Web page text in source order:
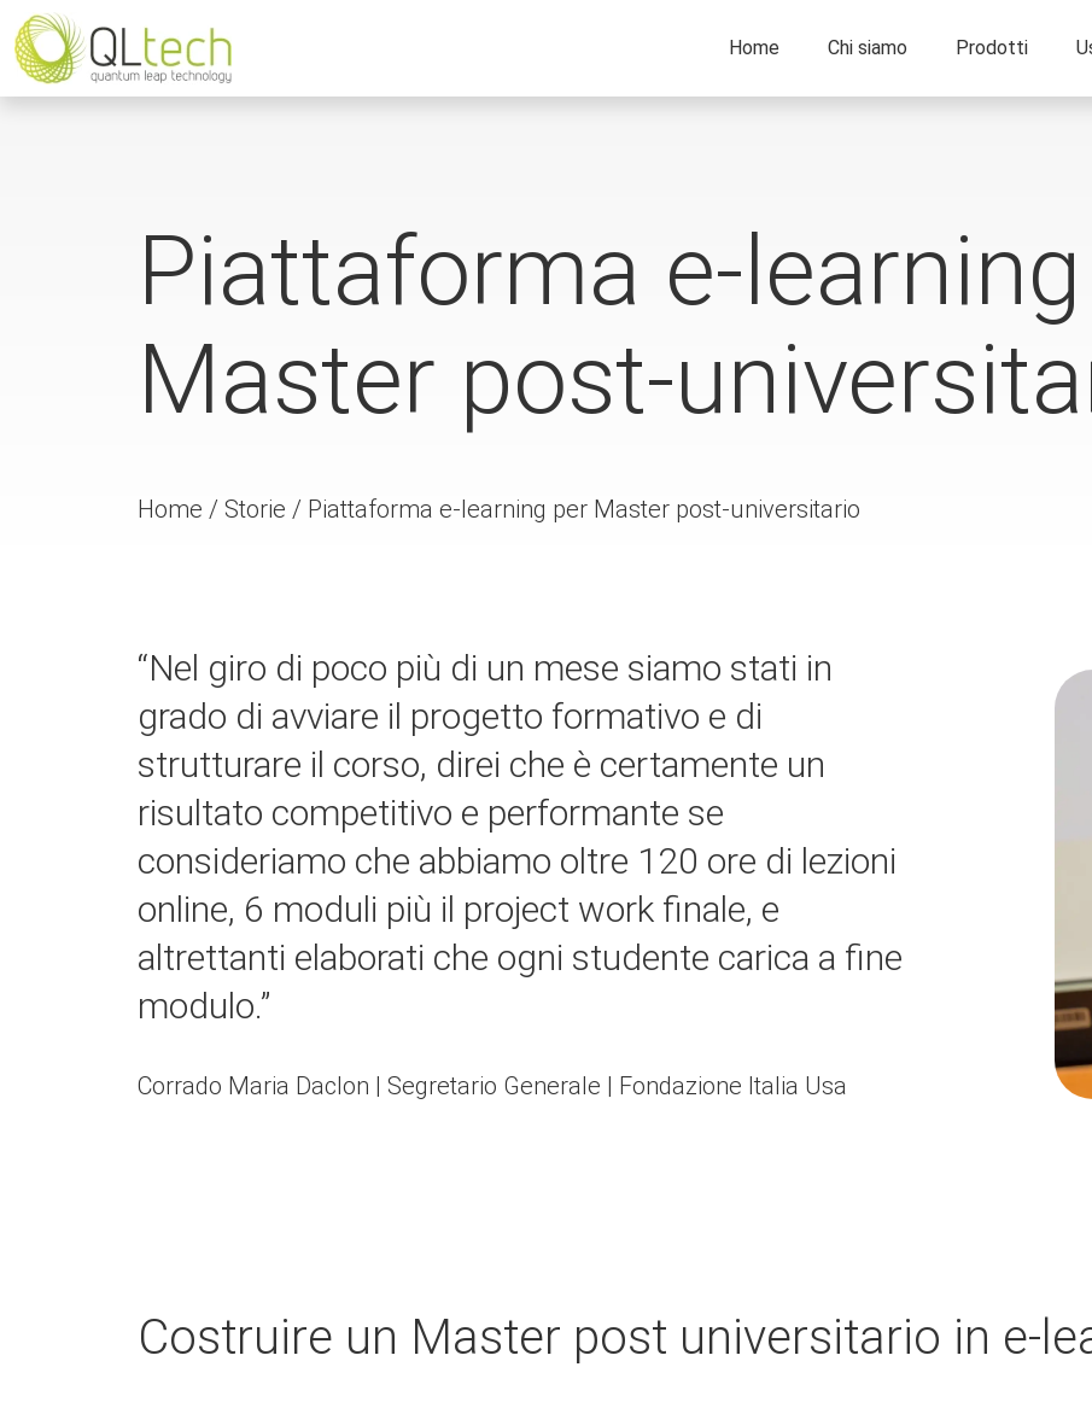
Home Chi siamo Prodotti
Piattaforma e-
Master post-
Home / Storie / Piattaforma e-learning per Master post-universitario
“Nel giro di poco più di un mese siamo stati in
grado di avviare il progetto formativo e di
strutturare il corso, direi che è certamente un
risultato competitivo e performante se
consideriamo che abbiamo oltre 120 ore di lezioni
online, 6 moduli più il project work finale, e
altrettanti elaborati che ogni studente carica a fine
modulo.”
Corrado Maria Daclon | Segretario Generale | Fondazione Italia Usa
Costruire un Master post universitario in e-